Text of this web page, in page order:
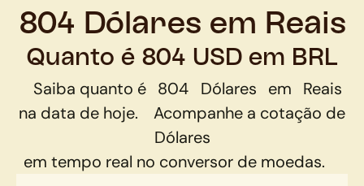
804 Dólares em Reais
Quanto é 804 USD em BRL
Saiba quanto é 804 Dólares em
Reais
na data de hoje.
Acompanhe a cotação de
Dólares
em tempo real no conversor de moedas.